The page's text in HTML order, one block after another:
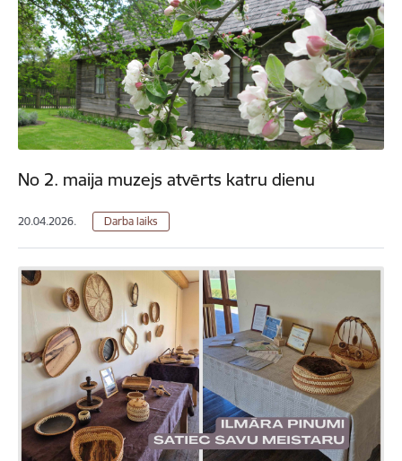
No 2. maija muzejs atvērts katru dienu
20.04.2026. Darba laiks